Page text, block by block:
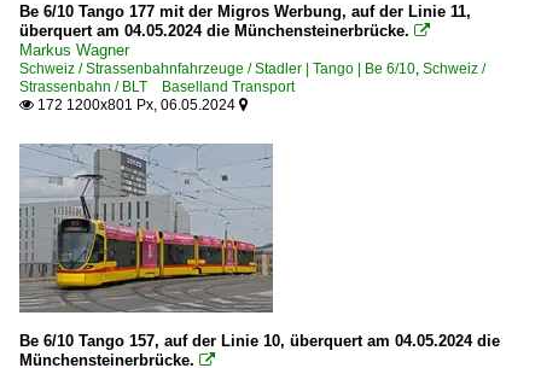
Be 6/10 Tango 177 mit der Migros Werbung, auf der Linie 11,
überquert am 04.05.2024 die Münchensteinerbrücke. 
Markus Wagner
Schweiz / Strassenbahnfahrzeuge / Stadler | Tango | Be 6/10, Schweiz /
Strassenbahn / BLT Baselland Transport
 172 1200x801 Px, 06.05.2024 
Be 6/10 Tango 157, auf der Linie 10, überquert am 04.05.2024 die
Münchensteinerbrücke. 